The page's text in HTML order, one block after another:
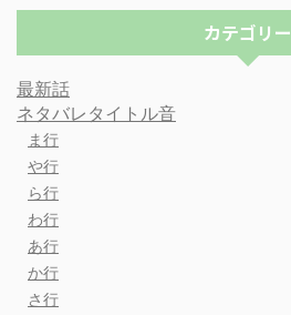
カテゴリー
最新話
ネタバレタイトル音
ま行
や行
ら行
わ行
あ行
か行
さ行